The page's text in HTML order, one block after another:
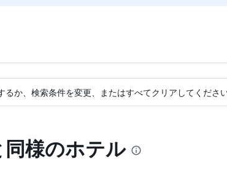
か、検索条件を変更、またはすべてクリアしてください
様のホテル